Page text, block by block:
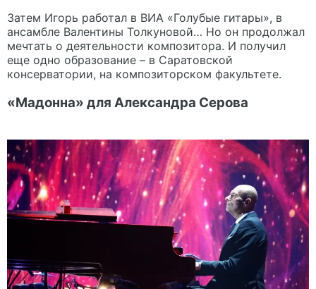
Затем Игорь работал в ВИА «Голубые гитары», в
ансамбле Валентины Толкуновой… Но он продолжал
мечтать о деятельности композитора. И получил
еще одно образование – в Саратовской
консерватории, на композиторском факультете.
«Мадонна» для Александра Серова